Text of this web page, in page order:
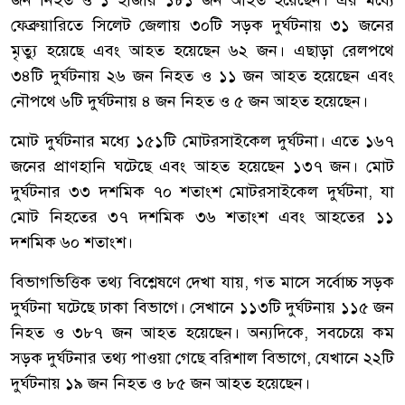
ফেব্রুয়ারিতে সিলেট জেলায় ৩০টি সড়ক দুর্ঘটনায় ৩১ জনের
মৃত্যু হয়েছে এবং আহত হয়েছেন ৬২ জন। এছাড়া রেলপথে
৩৪টি দুর্ঘটনায় ২৬ জন নিহত ও ১১ জন আহত হয়েছেন এবং
নৌপথে ৬টি দুর্ঘটনায় ৪ জন নিহত ও ৫ জন আহত হয়েছেন।
‎মোট দুর্ঘটনার মধ্যে ১৫১টি মোটরসাইকেল দুর্ঘটনা। এতে ১৬৭
জনের প্রাণহানি ঘটেছে এবং আহত হয়েছেন ১৩৭ জন। মোট
দুর্ঘটনার ৩৩ দশমিক ৭০ শতাংশ মোটরসাইকেল দুর্ঘটনা, যা
মোট নিহতের ৩৭ দশমিক ৩৬ শতাংশ এবং আহতের ১১
দশমিক ৬০ শতাংশ।
‎বিভাগভিত্তিক তথ্য বিশ্লেষণে দেখা যায়, গত মাসে সর্বোচ্চ সড়ক
দুর্ঘটনা ঘটেছে ঢাকা বিভাগে। সেখানে ১১৩টি দুর্ঘটনায় ১১৫ জন
নিহত ও ৩৮৭ জন আহত হয়েছেন। অন্যদিকে, সবচেয়ে কম
সড়ক দুর্ঘটনার তথ্য পাওয়া গেছে বরিশাল বিভাগে, যেখানে ২২টি
দুর্ঘটনায় ১৯ জন নিহত ও ৮৫ জন আহত হয়েছেন।